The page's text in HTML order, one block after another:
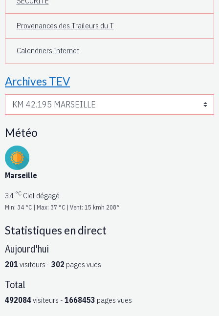
Provenances des Traileurs du T
Calendriers Internet
Archives TEV
Météo
Marseille
34 °C Ciel dégagé
Min: 34 °C | Max: 37 °C | Vent: 15 kmh 208°
Statistiques en direct
Aujourd'hui
201 visiteurs - 302 pages vues
Total
492084visiteurs - 1668453 pages vues